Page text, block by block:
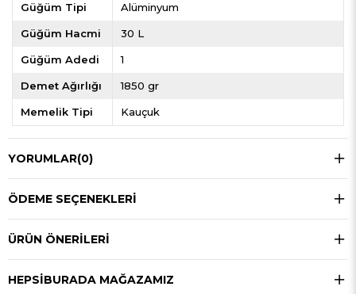
Güğüm Tipi Alüminyum
Güğüm Hacmi 30 L
Güğüm Adedi 1
Demet Ağırlığı 1850 gr
Memelik Tipi Kauçuk
YORUMLAR(0)
ÖDEME SEÇENEKLERI
ÜRÜN ÖNERILERI
HEPSIBURADA MAĞAZAMIZ